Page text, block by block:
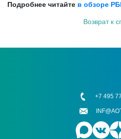
Подробнее читайте в обзоре
Возврат к
+7 495